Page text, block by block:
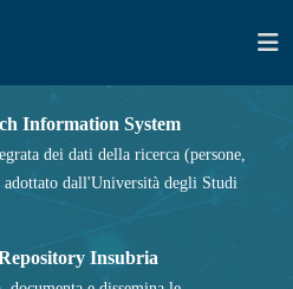
Information System
dei dati della ricerca (persone,
dall'Università degli Studi
Insubria